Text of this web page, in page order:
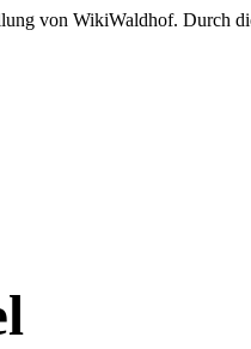
von WikiWaldhof. Durch